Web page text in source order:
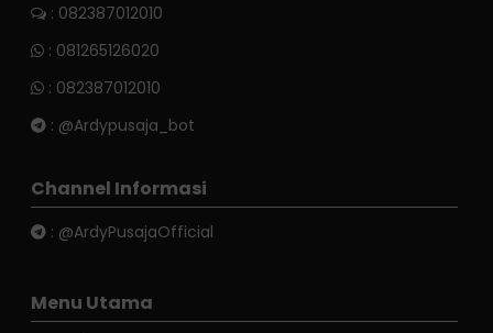
: 082387012010
: 081265126020
: 082387012010
: @Ardypusaja_bot
Channel Informasi
: @ArdyPusajaOfficial
Menu Utama